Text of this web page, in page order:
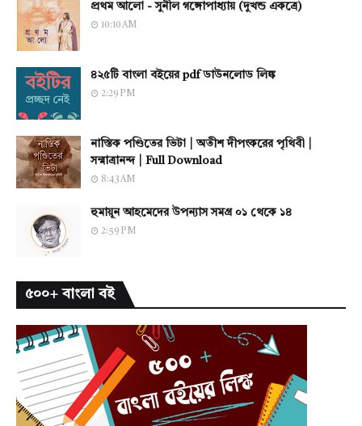
প্রথম আলো - সুনীল গঙ্গোপাধ্যায় (দুখন্ড একত্রে)
10:10 AM
৪২৫টি বাংলা বইয়ের pdf ডাউনলোড লিঙ্ক
2:29 PM
নাস্তিক পণ্ডিতের ভিটা | অতীশ দীপংকরের পৃথিবী |
সন্মাত্রানন্দ | Full Download
8:43 AM
হুমায়ূন আহমেদের উপন্যাস সমগ্র ০১ থেকে ১৪
2:59 PM
৫০০+ বাংলা বই